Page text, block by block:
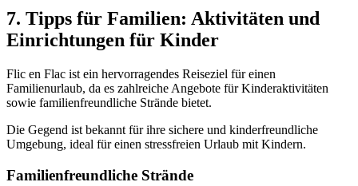
7. Tipps für Familien: Aktivitäten und
Einrichtungen für Kinder
Flic en Flac ist ein hervorragendes Reiseziel für einen
Familienurlaub, da es zahlreiche Angebote für Kinderaktivitäten
sowie familienfreundliche Strände bietet.
Die Gegend ist bekannt für ihre sichere und kinderfreundliche
Umgebung, ideal für einen stressfreien Urlaub mit Kindern.
Familienfreundliche Strände